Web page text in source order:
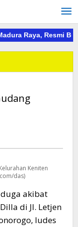
Resmi Buka
Keniten
das)
akibat
di Jl. Letjen
ludes